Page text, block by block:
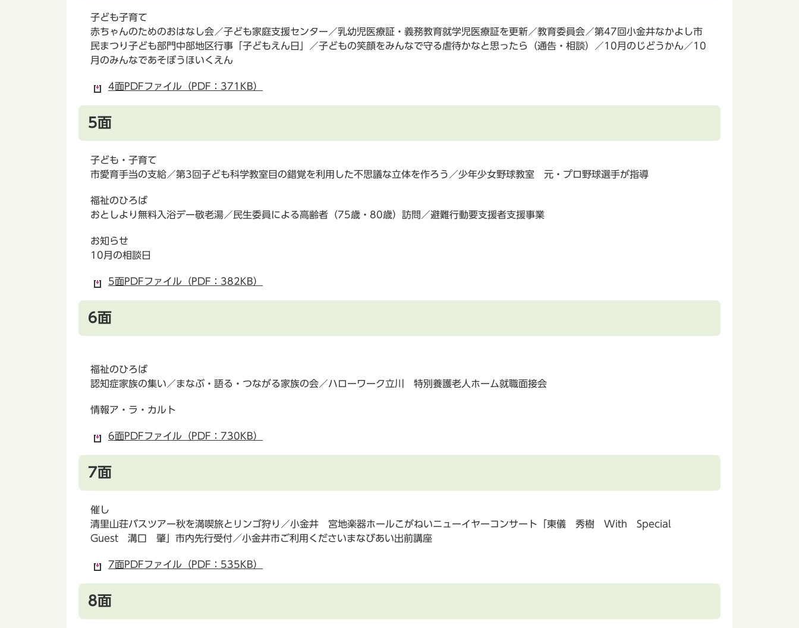
子ども子育て
赤ちゃんのためのおはなし会／子ども家庭支援センター／乳幼児医療証・義務教育就学児医療証を更新／教育委員会／第47回小金井なかよし市
民まつり子ども部門中部地区行事「子どもえん日」／子どもの笑顔をみんなで守る虐待かなと思ったら（通告・相談）／10月のじどうかん／10
月のみんなであそぼうほいくえん
4面PDFファイル（PDF：371KB）
5面
子ども・子育て
市愛育手当の支給／第3回子ども科学教室目の錯覚を利用した不思議な立体を作ろう／少年少女野球教室 元・プロ野球選手が指導
福祉のひろば
おとしより無料入浴デー敬老湯／民生委員による高齢者（75歳・80歳）訪問／避難行動要支援者支援事業
お知らせ
10月の相談日
5面PDFファイル（PDF：382KB）
6面
福祉のひろば
認知症家族の集い／まなぶ・語る・つながる家族の会／ハローワーク立川 特別養護老人ホーム就職面接会
情報ア・ラ・カルト
6面PDFファイル（PDF：730KB）
7面
催し
清里山荘バスツアー秋を満喫旅とリンゴ狩り／小金井 宮地楽器ホールこがねいニューイヤーコンサート「東儀 秀樹 With Special
Guest 溝口 肇」市内先行受付／小金井市ご利用くださいまなびあい出前講座
7面PDFファイル（PDF：535KB）
8面